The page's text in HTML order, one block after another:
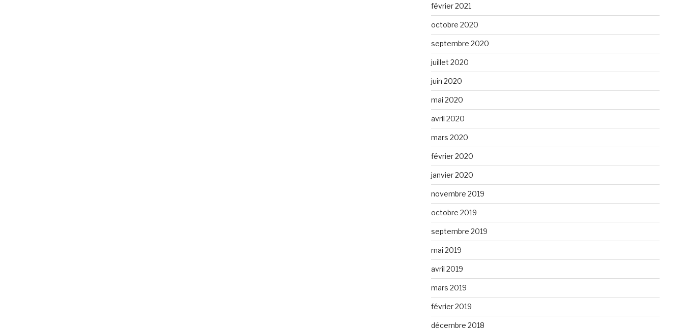
février 2021
octobre 2020
septembre 2020
juillet 2020
juin 2020
mai 2020
avril 2020
mars 2020
février 2020
janvier 2020
novembre 2019
octobre 2019
septembre 2019
mai 2019
avril 2019
mars 2019
février 2019
décembre 2018